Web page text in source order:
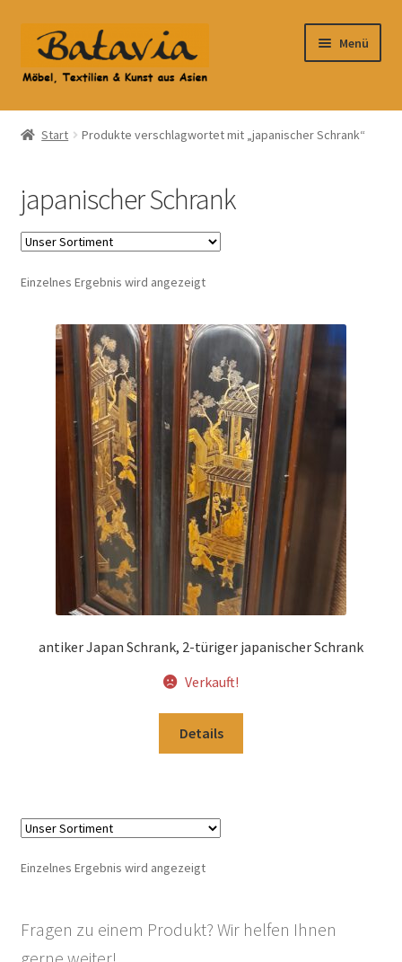
Zur
Navigation
springen
Zum
Inhalt
springen
Menü
Start
AGB
Anfahrt
Datenschutzerklärung
Heimtextilien
Impressum
Kolonialmöbel
Warenkorb
Widerrufsbelehrung
Start Produkte verschlagwortet mit „japanischer Schrank“
japanischer Schrank
Einzelnes Ergebnis wird angezeigt
antiker Japan Schrank, 2-türiger japanischer Schrank
Verkauft!
Details
Einzelnes Ergebnis wird angezeigt
Fragen zu einem Produkt? Wir helfen Ihnen